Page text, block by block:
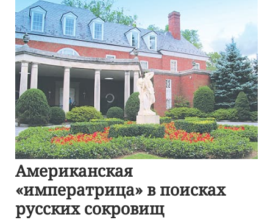
Американская
«императрица» в поисках
русских сокровищ